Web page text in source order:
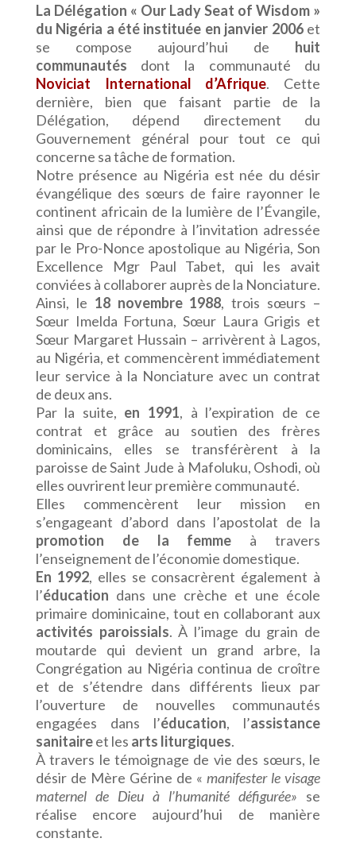
La Délégation « Our Lady Seat of Wisdom »
du Nigéria a été instituée en janvier 2006et
se compose aujourd’hui de huit
communautés dont la communauté du
Noviciat International d’Afrique. Cette
dernière, bien que faisant partie de la
Délégation, dépend directement du
Gouvernement général pour tout ce qui
concerne sa tâche de formation.
Notre présence au Nigéria est née du désir
évangélique des sœurs de faire rayonner le
continent africain de la lumière de l’Évangile,
ainsi que de répondre à l’invitation adressée
par le Pro-Nonce apostolique au Nigéria, Son
Excellence Mgr Paul Tabet, qui les avait
conviées à collaborer auprès de la Nonciature.
Ainsi, le 18 novembre 1988, trois sœurs –
Sœur Imelda Fortuna, Sœur Laura Grigis et
Sœur Margaret Hussain – arrivèrent à Lagos,
au Nigéria, et commencèrent immédiatement
leur service à la Nonciature avec un contrat
de deux ans.
Par la suite, en 1991, à l’expiration de ce
contrat et grâce au soutien des frères
dominicains, elles se transférèrent à la
paroisse de Saint Jude à Mafoluku, Oshodi, où
elles ouvrirent leur première communauté.
Elles commencèrent leur mission en
s’engageant d’abord dans l’apostolat de la
promotion de la femme à travers
l’enseignement de l’économie domestique.
En 1992, elles se consacrèrent également à
l’éducation dans une crèche et une école
primaire dominicaine, tout en collaborant aux
activités paroissials. À l’image du grain de
moutarde qui devient un grand arbre, la
Congrégation au Nigéria continua de croître
et de s’étendre dans différents lieux par
l’ouverture de nouvelles communautés
engagées dans l’éducation, l’assistance
sanitaireet les arts liturgiques.
À travers le témoignage de vie des sœurs, le
désir de Mère Gérine de « manifester le visage
maternel de Dieu à l’humanité défigurée» se
réalise encore aujourd’hui de manière
constante.